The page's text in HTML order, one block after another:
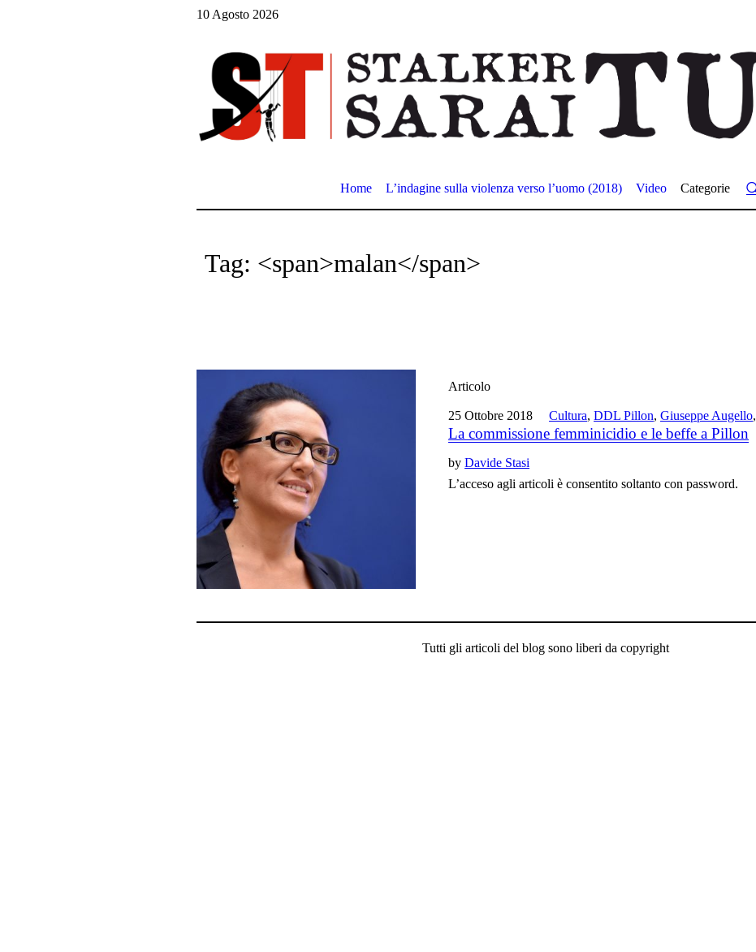
10 Agosto 2026
Home L’indagine sulla violenza verso l’uomo (2018) Video Categorie
Tag: <span>malan</span>
Articolo
25 Ottobre 2018 Cultura,DDL Pillon,Giuseppe Augello,
La commissione femminicidio e le beffe a Pillon
byDavide Stasi
L’acceso agli articoli è consentito soltanto con password.
Tutti gli articoli del blog sono liberi da copyright